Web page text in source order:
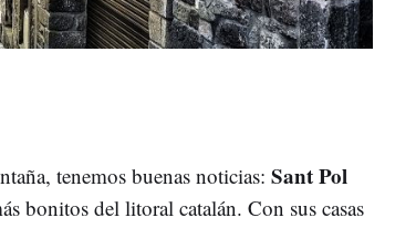
tenemos buenas noticias: Sant Pol
bonitos del litoral catalán. Con sus casas